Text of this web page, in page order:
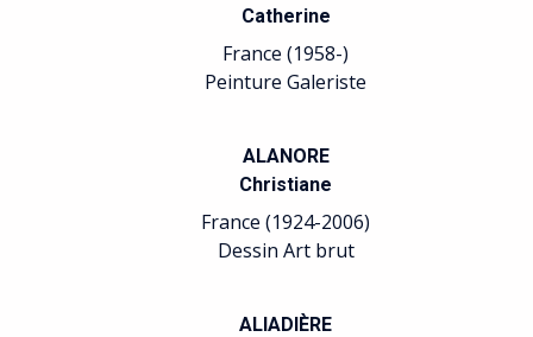
Catherine
France (1958-)
Peinture Galeriste
ALANORE
Christiane
France (1924-2006)
Dessin Art brut
ALIADIÈRE